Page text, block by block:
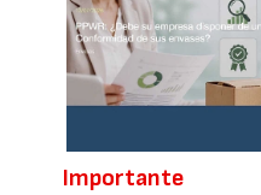
Importante